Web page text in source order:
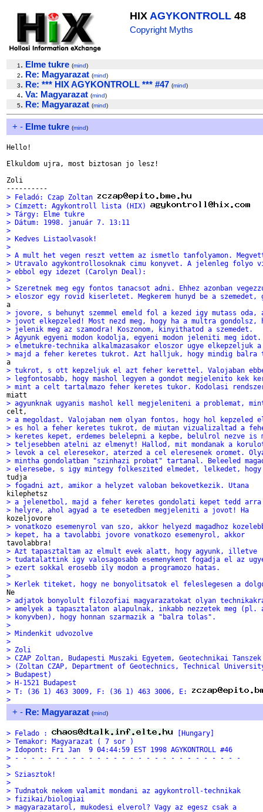
HIX AGYKONTROLL 48
Copyright Myths
1 . Elme tukre (mind)
2. Re: Magyarazat (mind)
3. Re: *** HIX AGYKONTROLL *** #47 (mind)
4. Va: Magyarazat (mind)
5. Re: Magyarazat (mind)
+ - Elme tukre (mind)
Hello!
Elkuldom ujra, most biztosan jo lesz!
Zoli
> Feladó: Czap Zoltan
> Címzett: Agykontroll lista (HIX)
> Tárgy: Elme tukre
> Dátum: 1998. január 7. 13:11
>
> Kedves Listaolvasok!
>
> A mult het vegen reszt vettem az ismetlo tanfolyamon.
> Utravalo agykontrollosoknak cimu konyvet. A jelenleg folyo
> ebbol egy idezet (Carolyn Deal):
>
> Szeretnek meg egy fontos tanacsot adni. Ehhez azonban
> eloszor egy rovid kiserletet. Megkerem hunyd be a szemedet,
> jovore, s behunyt szemmel emeld fol a kezed igy mutass oda,
> jovot elkepzeled! Most nezd meg, hogy ha a multra gondolsz,
> jelenik meg az szamodra! Koszonom, kinyithatod a szemedet.
> Agyunk egyeni modon kodolja, egyeni modon jeleniti meg idot.
> elmetukre-technika alkalmazasakor eloszor ugye elkepzeljuk
> majd a feher keretes tukrot. Azt halljuk, hogy mindig balra
> tukrot, s ott kepzeljuk el azt feher kerettel. Valojaban
> legfontosabb, hogy mashol legyen a gondot megjelenito kek
> mint a celt tartalmazo feher keretes tukor. Kodolasi
> agyunknak ugyanis mashol kell megjeleniteni a problemat,
> a megoldast. Valojaban nem olyan fontos, hogy hol kepzeled
> es hol a feher keretes tukrot, de miutan vizualizaltad a
> keretes kepet, erdemes belelepni a kepbe, belulrol nezve is
> teljesebben atelni az elmenyt! Hallod, mit mondanak a
> levok a cel eleresekor, aterzed a cel eleresenek oromet.
> mintha gondolatban "szinhazi probat" tartanal. Beleeled
> eleresebe, s igy mintegy folkeszited elmedet, lelkedet, hogy
> fogadni azt, amikor a helyzet valoban bekovetkezik. Utana
> a jelenetbol, majd a feher keretes gondolati kepet tedd arra
> helyre, ahol agyad a te esetedben megjeleniti a jovot! Ha
> vonatkozo esemenyrol van szo, akkor helyezd magadhoz
> kepet, ha a tavolabbi jovore vonatkozo esemenyrol, akkor
> Azt tapasztaltam az elmult evek alatt, hogy agyunk, illetve
> tudatalattink igy valosagosabb esemenykent fogadja el az
> ezert sokkal erosebb ily modon a programozo hatas.
>
> Kerlek titeket, hogy ne bonyolitsatok el feleslegesen a
> adjatok bonyolult filozofiai magyarazatokat olyan
> amelyek a tapasztalaton alapulnak, inkabb nezzetek meg (pl.
> konyvben), hogy honnan szarmazik a "balra tolas".
>
> Mindenkit udvozolve
>
> Zoli
> CZAP Zoltan, Budapesti Muszaki Egyetem, Geotechnikai Tanszek
> (Zoltan CZAP, Department of Geotechnics, Technical
> Budapest)
> H-1521 Budapest
> T: (36 1) 463 3009, F: (36 1) 463 3006, E:
>
+ - Re: Magyarazat (mind)
> Felado :
[Hungary]
> Temakor: Magyarazat ( 7 sor )
> Idopont: Fri Jan  9 04:44:59 EST 1998 AGYKONTROLL #46
> - - - - - - - - - - - - - - - - - - - - - - - - - - - -
>
> Sziasztok!
>
> Tudnatok nekem valamit mondani az agykontroll-technikak
> fizikai/biologiai
> magyarazatarol, mukodesi elverol? Vagy az egesz csak a